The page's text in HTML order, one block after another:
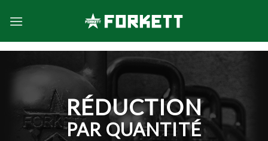
RÉDUCTION
PAR QUANTITÉ